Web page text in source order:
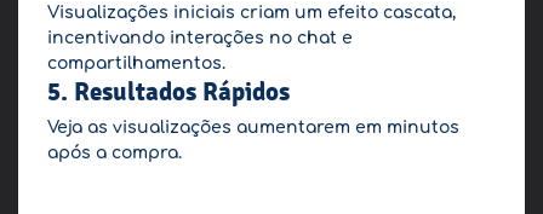
Visualizações iniciais criam um efeito cascata,
incentivando interações no chat e
compartilhamentos.
5. Resultados Rápidos
Veja as visualizações aumentarem em minutos
após a compra.